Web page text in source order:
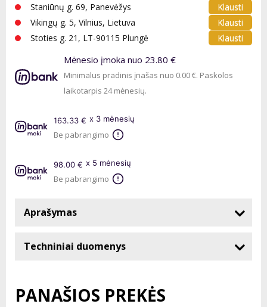
Staniūnų g. 69, Panevėžys
Klausti
Vikingų g. 5, Vilnius, Lietuva
Klausti
Stoties g. 21, LT-90115 Plungė
Klausti
Mėnesio įmoka nuo 23.80 €
Minimalus pradinis įnašas nuo 0.00 €. Paskolos
laikotarpis 24 mėnesių.
163.33 € x 3 mėnesių
Be pabrangimo
98.00 € x 5 mėnesių
Be pabrangimo
Aprašymas
Techniniai duomenys
PANAŠIOS PREKĖS